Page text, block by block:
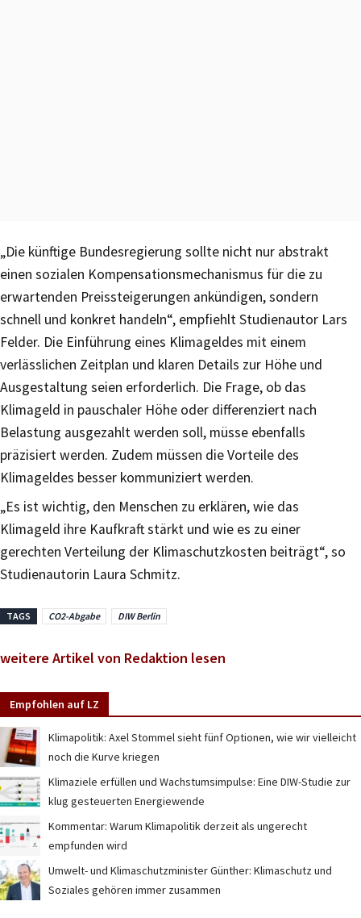
„Die künftige Bundesregierung sollte nicht nur abstrakt
einen sozialen Kompensationsmechanismus für die zu
erwartenden Preissteigerungen ankündigen, sondern
schnell und konkret handeln“, empfiehlt Studienautor Lars
Felder. Die Einführung eines Klimageldes mit einem
verlässlichen Zeitplan und klaren Details zur Höhe und
Ausgestaltung seien erforderlich. Die Frage, ob das
Klimageld in pauschaler Höhe oder differenziert nach
Belastung ausgezahlt werden soll, müsse ebenfalls
präzisiert werden. Zudem müssen die Vorteile des
Klimageldes besser kommuniziert werden.
„Es ist wichtig, den Menschen zu erklären, wie das
Klimageld ihre Kaufkraft stärkt und wie es zu einer
gerechten Verteilung der Klimaschutzkosten beiträgt“, so
Studienautorin Laura Schmitz.
TAGS CO2-Abgabe DIW Berlin
weitere Artikel von Redaktion lesen
Empfohlen auf LZ
Klimapolitik: Axel Stommel sieht fünf Optionen, wie wir vielleicht
noch die Kurve kriegen
Klimaziele erfüllen und Wachstumsimpulse: Eine DIW-Studie zur
klug gesteuerten Energiewende
Kommentar: Warum Klimapolitik derzeit als ungerecht
empfunden wird
Umwelt- und Klimaschutzminister Günther: Klimaschutz und
Soziales gehören immer zusammen